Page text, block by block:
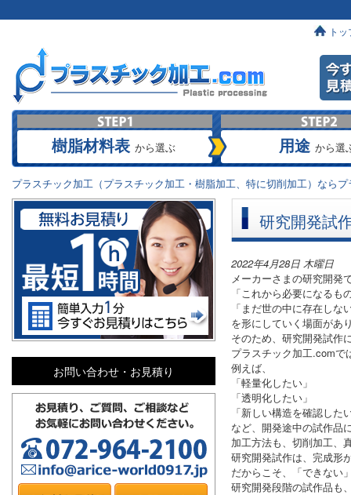
トッ
樹脂材料表 から選ぶ 用途 から選
プラスチック加工（プラスチック加工・樹脂加工、特に切削加工）なら
研究開発試
2022年4月28日 木曜日
メーカーさまの研究開発
「これから必要になるも
「まだ世の中に存在しな
を形にしていく場面があ
そのため、研究開発試作
プラスチック加工.comで
例えば、
「軽量化したい」
「透明化したい」
「新しい構造を確認した
など、開発途中の試作品
加工方法も、切削加工、
研究開発試作は、完成形
だからこそ、「できない
研究開発段階の試作品も
お問い合わせ・お見積り